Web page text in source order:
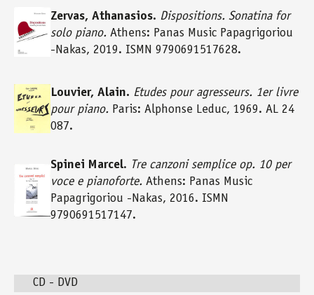
Zervas, Athanasios. Dispositions. Sonatina for
solo piano. Athens: Panas Music Papagrigoriou
-Nakas, 2019. ISMN 9790691517628.
Louvier, Alain. Etudes pour agresseurs. 1er livre
pour piano. Paris: Alphonse Leduc, 1969. AL 24
087.
Spinei Marcel. Tre canzoni semplice op. 10 per
voce e pianoforte. Athens: Panas Music
Papagrigoriou -Nakas, 2016. ISMN
9790691517147.
CD - DVD